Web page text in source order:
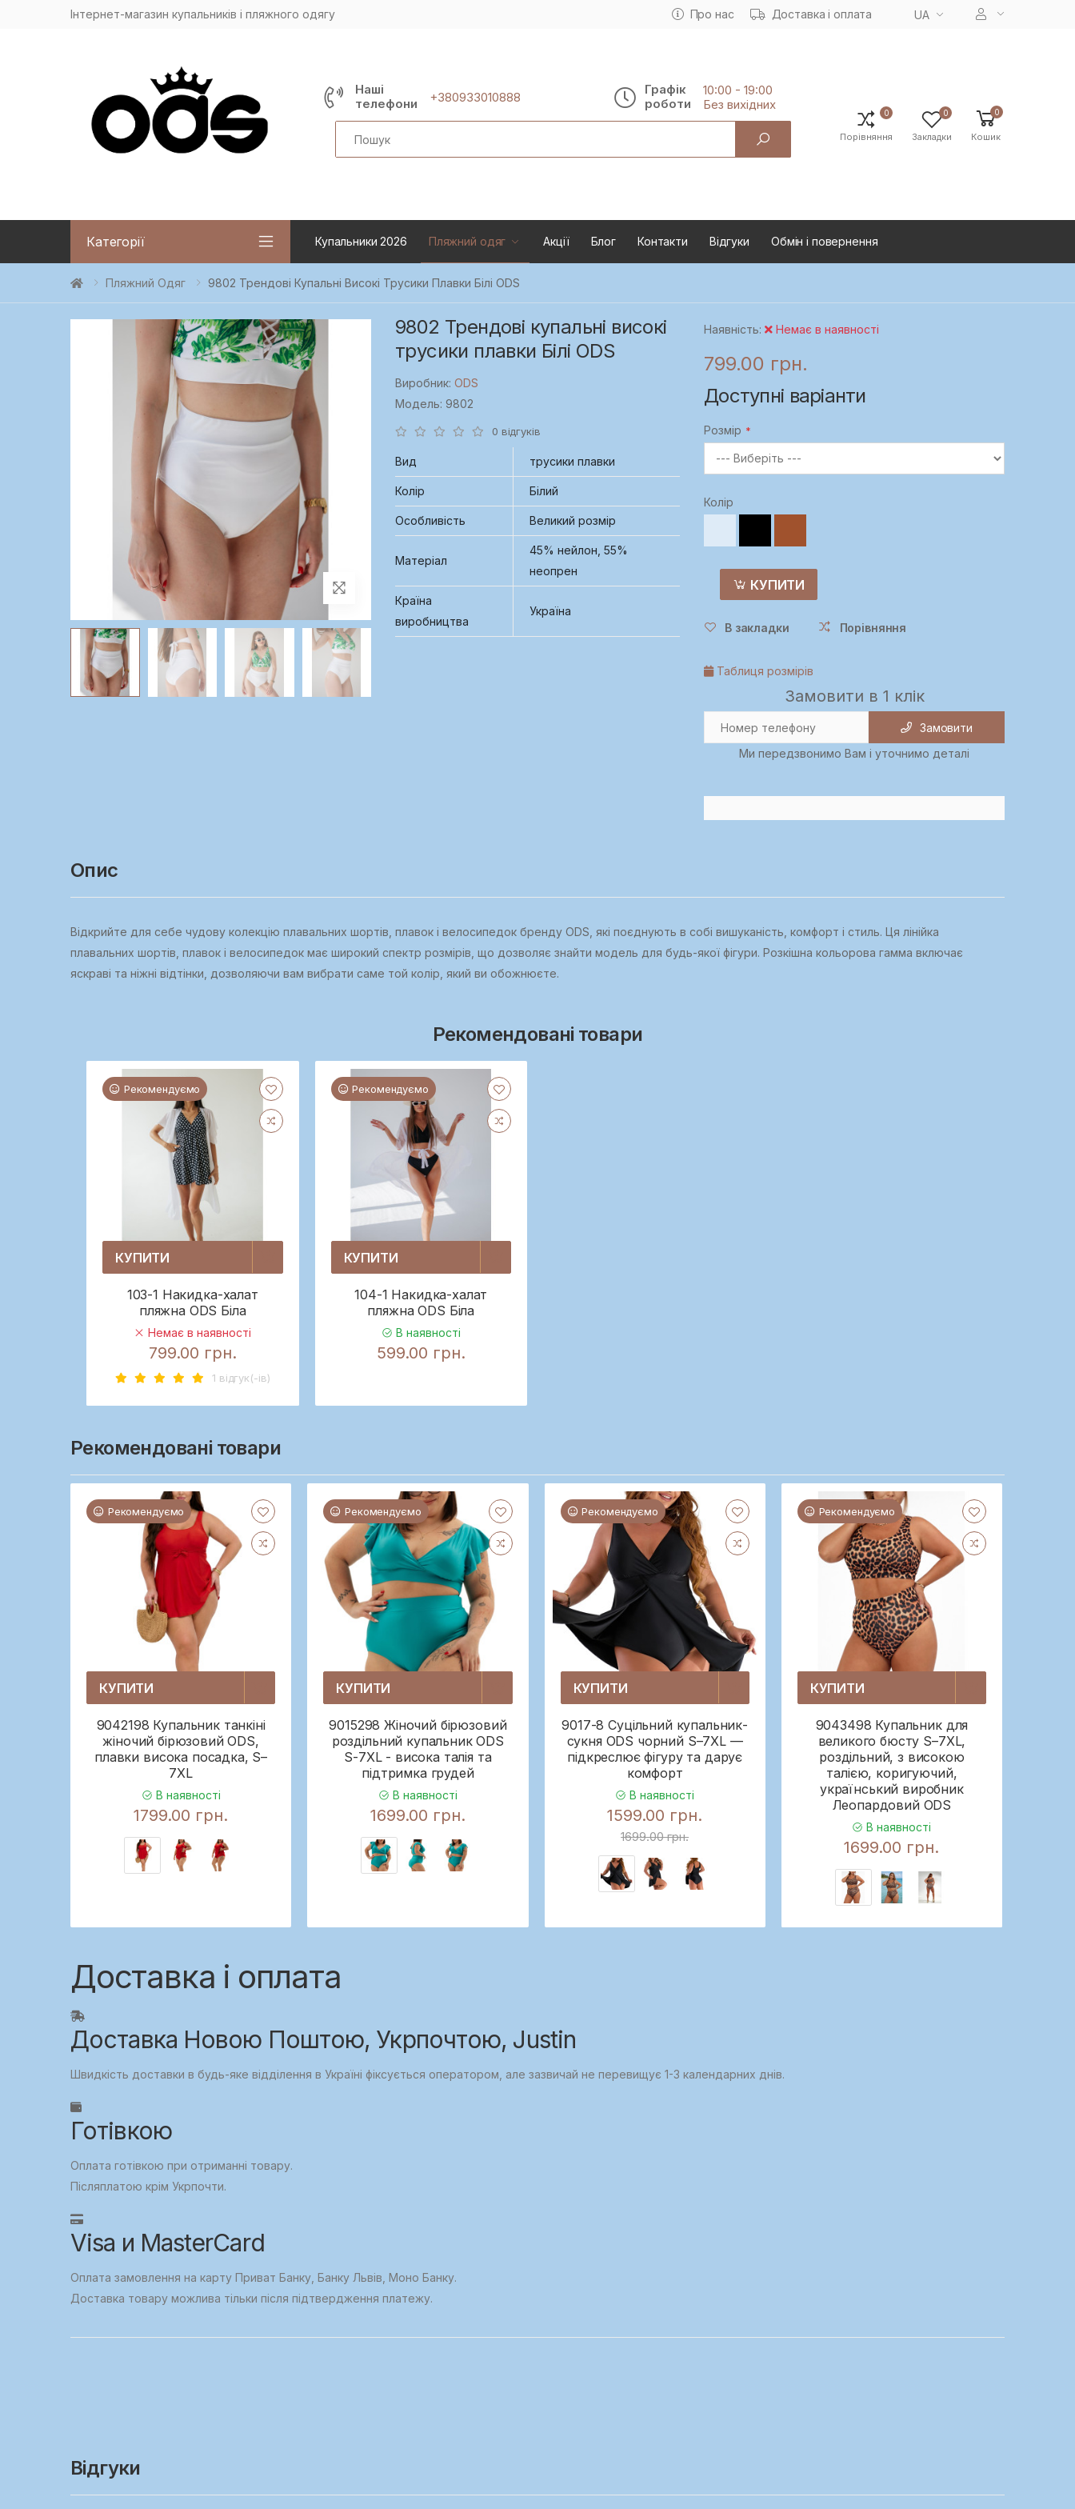
Інтернет-магазин купальників і пляжного одягу Про нас Доставка і оплата UA
Наші
телефони
+380933010888
Графік
роботи
10:00 - 19:00
Без вихiдних
Search
0
Порівняння
0
Закладки
0
Кошик
Категорії Купальники 2026 Пляжний одяг Акції Блог Контакти Відгуки Oбмін і повернення
Пляжний Одяг 9802 Трендові Купальні Високі Трусики Плавки Білі ODS
9802 Трендові купальні високі
трусики плавки Білі ODS
Виробник: ODS
Модель: 9802
0 відгуків
Вид трусики плавки
Колір Білий
Особливість Великий розмір
Матеріал
45% нейлон, 55%
неопрен
Країна
виробництва
Україна
Наявність: Немає в наявності
799.00 грн.
Доступні варіанти
Розмір
Колір
КУПИТИ
В закладки Порівняння
Таблиця розмірів
Замовити в 1 клік
Замовити
Ми передзвонимо Вам і уточнимо деталі
Опис
Відкрийте для себе чудову колекцію плавальних шортів, плавок і велосипедок бренду ODS, які поєднують в собі вишуканість, комфорт і стиль. Ця лінійка
плавальних шортів, плавок і велосипедок має широкий спектр розмірів, що дозволяє знайти модель для будь-якої фігури. Розкішна кольорова гамма включає
яскраві та ніжні відтінки, дозволяючи вам вибрати саме той колір, який ви обожнюєте.
Рекомендовані товари
Рекомендуємо
КУПИТИ
103-1 Накидка-халат
пляжна ODS Біла
Немає в наявності
799.00 грн.
1 вiдгук(-iв)
Рекомендуємо
КУПИТИ
104-1 Накидка-халат
пляжна ODS Біла
В наявності
599.00 грн.
Рекомендовані товари
Рекомендуємо
КУПИТИ
9042198 Купальник танкіні
жіночий бірюзовий ODS,
плавки висока посадка, S–
7XL
В наявності
1799.00 грн.
Рекомендуємо
КУПИТИ
9015298 Жіночий бірюзовий
роздільний купальник ODS
S-7XL - висока талія та
підтримка грудей
В наявності
1699.00 грн.
Рекомендуємо
КУПИТИ
9017-8 Суцільний купальник-
сукня ODS чорний S–7XL —
підкреслює фігуру та дарує
комфорт
В наявності
1599.00 грн.
1699.00 грн.
Рекомендуємо
КУПИТИ
9043498 Купальник для
великого бюсту S–7XL,
роздільний, з високою
талією, коригуючий,
український виробник
Леопардовий ODS
В наявності
1699.00 грн.
Доставка і оплата
Доставка Новою Поштою, Укрпочтою, Justin
Швидкість доставки в будь-яке відділення в Україні фіксується оператором, але зазвичай не перевищує 1-3 календарних днів.
Готівкою
Оплата готівкою при отриманні товару.
Післяплатою крім Укрпочти.
Visa и MasterCard
Оплата замовлення на карту Приват Банку, Банку Львів, Моно Банку.
Доставка товару можлива тільки після підтвердження платежу.
Відгуки